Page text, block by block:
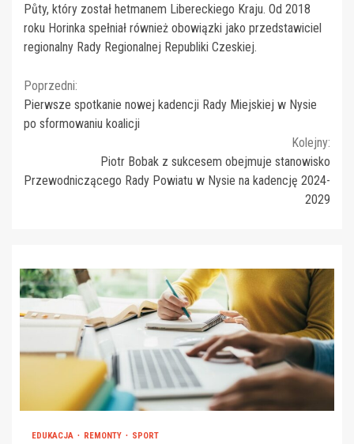
Půty, który został hetmanem Libereckiego Kraju. Od 2018
roku Horinka spełniał również obowiązki jako przedstawiciel
regionalny Rady Regionalnej Republiki Czeskiej.
Continue
Reading
Poprzedni:
Pierwsze spotkanie nowej kadencji Rady Miejskiej w Nysie
po sformowaniu koalicji
Kolejny:
Piotr Bobak z sukcesem obejmuje stanowisko
Przewodniczącego Rady Powiatu w Nysie na kadencję 2024-
2029
EDUKACJA REMONTY SPORT